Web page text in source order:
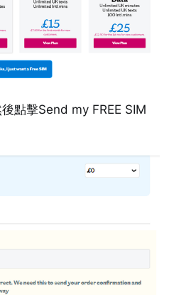
點擊Send my FREE SIM